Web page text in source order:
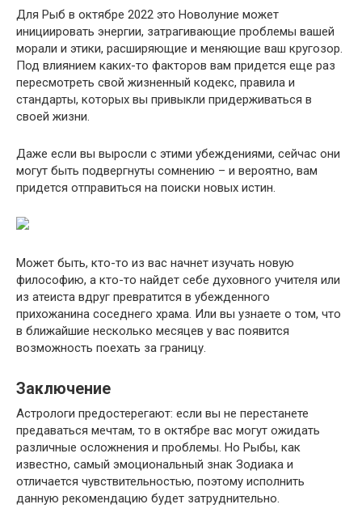
Для Рыб в октябре 2022 это Новолуние может
инициировать энергии, затрагивающие проблемы вашей
морали и этики, расширяющие и меняющие ваш кругозор.
Под влиянием каких-то факторов вам придется еще раз
пересмотреть свой жизненный кодекс, правила и
стандарты, которых вы привыкли придерживаться в
своей жизни.
Даже если вы выросли с этими убеждениями, сейчас они
могут быть подвергнуты сомнению – и вероятно, вам
придется отправиться на поиски новых истин.
Может быть, кто-то из вас начнет изучать новую
философию, а кто-то найдет себе духовного учителя или
из атеиста вдруг превратится в убежденного
прихожанина соседнего храма. Или вы узнаете о том, что
в ближайшие несколько месяцев у вас появится
возможность поехать за границу.
Заключение
Астрологи предостерегают: если вы не перестанете
предаваться мечтам, то в октябре вас могут ожидать
различные осложнения и проблемы. Но Рыбы, как
известно, самый эмоциональный знак Зодиака и
отличается чувствительностью, поэтому исполнить
данную рекомендацию будет затруднительно.